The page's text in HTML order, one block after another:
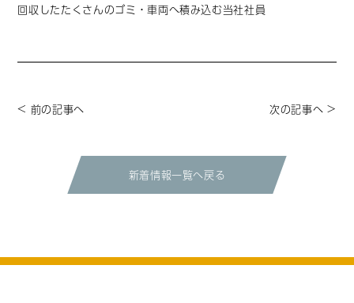
回収したたくさんのゴミ・車両へ積み込む当社社員
< 前の記事へ 次の記事へ >
新着情報一覧へ戻る